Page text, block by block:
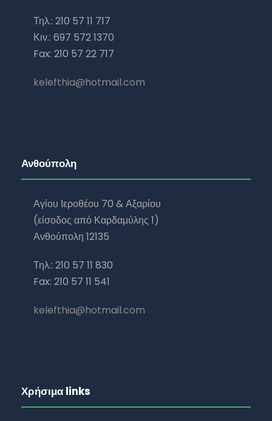
Τηλ.: 210 57 11 717
Κιν.: 697 572 1370
Fax: 210 57 22 717
kelefthia@hotmail.com
Ανθούπολη
Αγίου Ιεροθέου 70 & Αξαρίου
(είσοδος από Καρδαμύλης 1)
Ανθούπολη 12135
Τηλ.: 210 57 11 830
Fax: 210 57 11 541
kelefthia@hotmail.com
Χρήσιμα links